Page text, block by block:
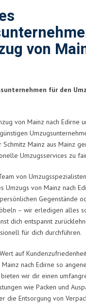
von
für den
von Mainz nach Edirne
Mainz aus Mainz
Umzugsservices zu
von
Umzugs von Mainz nach
Gegenstände
– wir erledigen alles
dich entspannt
für dich durchführen.
auf
nach Edirne so
wir dir einen
wie Packen und
die Entsorgung von